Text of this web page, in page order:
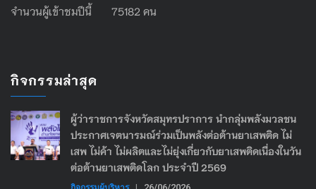
จำนวนผู้เข้าชมปีนี้ 75182 คน
กิจกรรมล่าสุด
ผู้ว่าราชการจังหวัดสมุทรปราการ นำกลุ่มพลังมวลชน
ประกาศเจตนารมณ์ร่วมเป็นพลังต่อต้านยาเสพติด ไม่
เสพ ไม่ค้า ไม่ผลิตและไม่ยุ่งเกี่ยวกับยาเสพติดเนื่องในวัน
ต่อต้านยาเสพติดโลก ประจำปี 2569